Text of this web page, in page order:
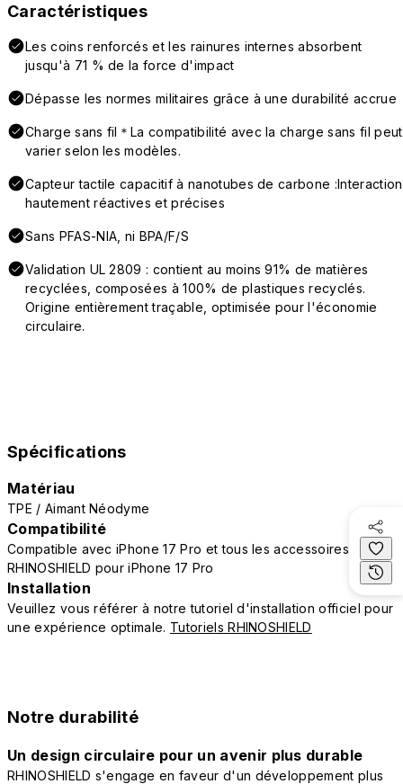
Caractéristiques
Les coins renforcés et les rainures internes absorbent
jusqu'à 71 % de la force d'impact
Dépasse les normes militaires grâce à une durabilité accrue
Charge sans fil＊La compatibilité avec la charge sans fil peut
varier selon les modèles.
Capteur tactile capacitif à nanotubes de carbone
hautement réactives et précises
Sans PFAS-NIA, ni BPA/F/S
Validation UL 2809 : contient au moins 91% de matières
recyclées, composées à 100% de plastiques recyclés.
Origine entièrement traçable, optimisée pour l'économie
circulaire.
Spécifications
Matériau
TPE / Aimant Néodyme
Compatibilité
Compatible avec iPhone 17 Pro et tous les accessoires
RHINOSHIELD pour iPhone 17 Pro
Installation
Veuillez vous référer à notre tutoriel d'installation officiel pour
une expérience optimale. Tutoriels RHINOSHIELD
Notre durabilité
Un design circulaire pour un avenir plus durable
RHINOSHIELD s'engage en faveur d'un développement plus